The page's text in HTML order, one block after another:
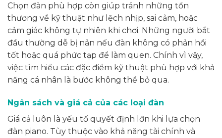
Chọn đàn phù hợp còn giúp tránh những tổn
thương về kỹ thuật như lệch nhịp, sai cảm, hoặc
cảm giác không tự nhiên khi chơi. Những người bắt
đầu thường dễ bị nản nếu đàn không có phản hồi
tốt hoặc quá phức tạp để làm quen. Chính vì vậy,
việc tìm hiểu các đặc điểm kỹ thuật phù hợp với khả
năng cá nhân là bước không thể bỏ qua.
Ngân sách và giá cả của các loại đàn
Giá cả luôn là yếu tố quyết định lớn khi lựa chọn
đàn piano. Tùy thuộc vào khả năng tài chính và